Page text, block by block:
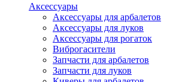
Аксессуары
Аксессуары для арбалетов
Аксессуары для луков
Аксессуары для рогаток
Виброгасители
Запчасти для арбалетов
Запчасти для луков